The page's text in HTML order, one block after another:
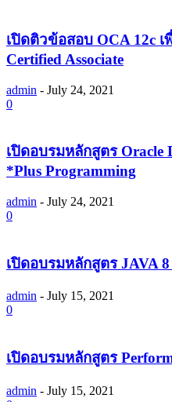
เปิดติวข้อสอบ OCA 12c เ
Certified Associate
admin - July 24, 2021
0
เปิดอบรมหลักสูตร Oracle
*Plus Programming
admin - July 24, 2021
0
เปิดอบรมหลักสูตร JAVA
admin - July 15, 2021
0
เปิดอบรมหลักสูตร
admin - July 15, 2021